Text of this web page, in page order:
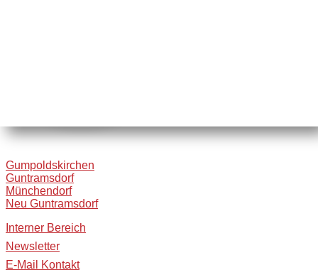
Gumpoldskirchen
Guntramsdorf
Münchendorf
Neu Guntramsdorf
Interner Bereich
Newsletter
E-Mail Kontakt